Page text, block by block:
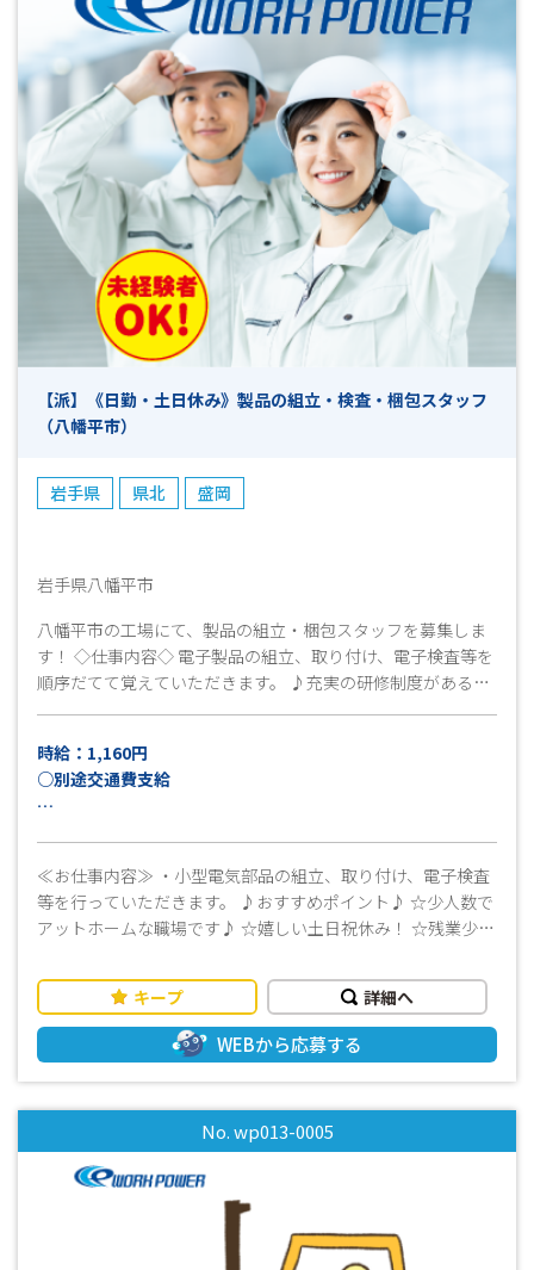
【派】《日勤・土日休み》製品の組立・検査・梱包スタッフ
（八幡平市）
岩手県 県北 盛岡
岩手県八幡平市
八幡平市の工場にて、製品の組立・梱包スタッフを募集しま
す！ ◇仕事内容◇ 電子製品の組立、取り付け、電子検査等を
順序だてて覚えていただきます。 ♪充実の研修制度があるの
時給：1,160円
○別途交通費支給
≪お仕事内容≫ ・小型電気部品の組立、取り付け、電子検査
等を行っていただきます。 ♪おすすめポイント♪ ☆少人数で
アットホームな職場です♪ ☆嬉しい土日祝休み！ ☆残業少な
キープ
詳細へ
WEBから応募する
No. wp013-0005